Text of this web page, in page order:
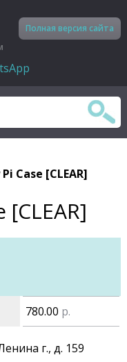
Полная версия сайта
Case [CLEAR]
[CLEAR]
780.00 р.
г., д. 159